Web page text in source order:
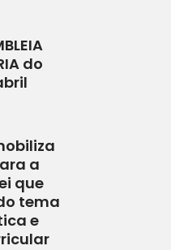
do
a
que
tema
e